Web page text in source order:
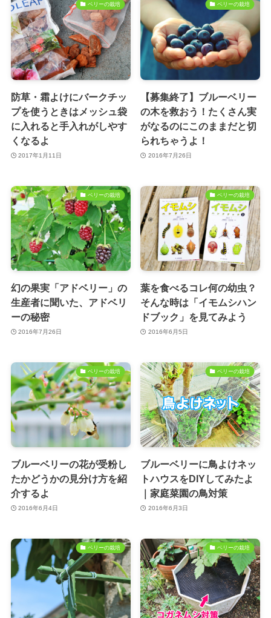
ベリーの栽培
防草・霜よけにバークチッ
プを使うときはメッシュ袋
に入れると手入れがしやす
くなるよ
2017年1月11日
ベリーの栽培
【募集終了】ブルーベリー
の木を救おう！たくさん実
がなるのにこのままだと切
られちゃうよ！
2016年7月26日
ベリーの栽培
幻の果実「アドベリー」の
生産者に聞いた、アドベリ
ーの秘密
2016年7月26日
ベリーの栽培
葉を食べるコレ何の幼虫？
そんな時は「イモムシハン
ドブック」を見てみよう
2016年6月5日
ベリーの栽培
ブルーベリーの花が受粉し
たかどうかの見分け方を紹
介するよ
2016年6月4日
ベリーの栽培
ブルーベリーに鳥よけネッ
トハウスをDIYしてみたよ
｜家庭菜園の鳥対策
2016年6月3日
ベリーの栽培 ベリーの栽培